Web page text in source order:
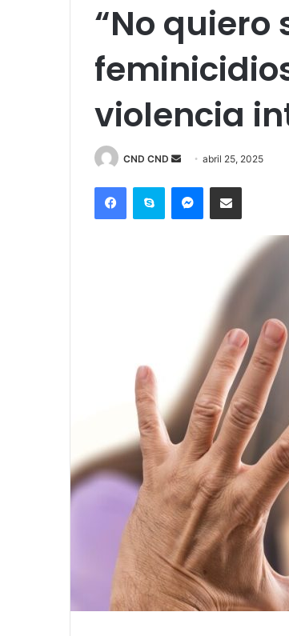
“No quiero
violencia
CND CND
Send
email
abril 25, 2025
FacebookSkype MessengerCompartir por correo